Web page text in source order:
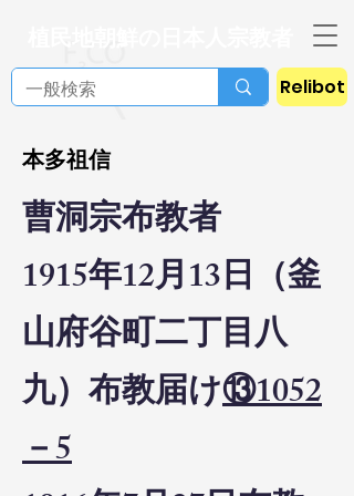
Relibot
本多祖信
曹洞宗布教者
1915年12月13日（釜
山府谷町二丁目八
九）布教届け⑬1052
－5